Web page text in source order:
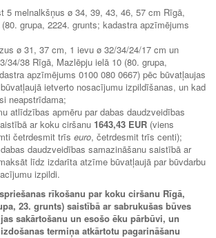
5 melnalkšņus ø 34, 39, 43, 46, 57 cm Rīgā,
grupa, 2224. grunts; kadastra apzīmējums
ø 31, 37 cm, 1 ievu ø 32/34/24/17 cm un
34/38 Rīgā, Mazlēpju ielā 10 (80. grupa,
apzīmējums 0100 080 0667) pēc būvatļaujas
ietverto nosacījumu izpildīšanas, un kad
neapstrīdama;
atlīdzības apmēru par dabas daudzveidības
ar koku ciršanu 1643,43 EUR (viens
četrdesmit trīs euro, četrdesmit trīs centi);
daudzveidības samazināšanu saistībā ar
līdz izdarīta atzīme būvatļaujā par būvdarbu
izpildi.
rīkošanu par koku ciršanu Rīgā,
23. grunts) saistībā ar sabrukušas būves
sakārtošanu un esošo ēku pārbūvi, un
termiņa atkārtotu pagarināšanu